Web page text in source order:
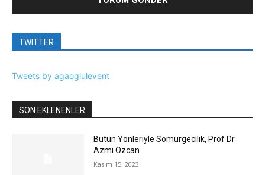
TWITTER
Tweets by agaoglulevent
SON EKLENENLER
Bütün Yönleriyle Sömürgecilik, Prof Dr
Azmi Özcan
Kasım 15, 2023